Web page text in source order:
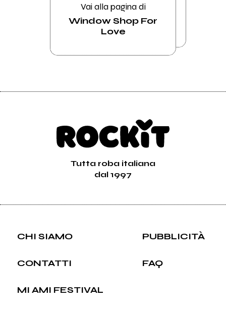
Vai alla pagina di
Window Shop For
Love
Tutta roba italiana
dal 1997
CHI SIAMO PUBBLICITÀ
CONTATTI FAQ
MI AMI FESTIVAL